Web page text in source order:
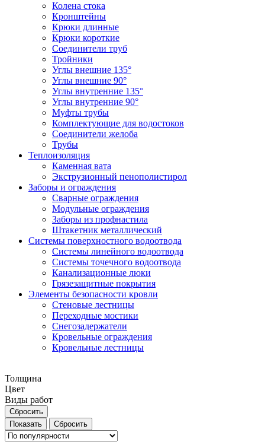
Колена стока
Кронштейны
Крюки длинные
Крюки короткие
Соединители труб
Тройники
Углы внешние 135°
Углы внешние 90°
Углы внутренние 135°
Углы внутренние 90°
Муфты трубы
Комплектующие для водостоков
Соединители желоба
Трубы
Теплоизоляция
Каменная вата
Экструзионный пенополистирол
Заборы и ограждения
Сварные ограждения
Модульные ограждения
Заборы из профнастила
Штакетник металлический
Системы поверхностного водоотвода
Системы линейного водоотвода
Системы точечного водоотвода
Канализационные люки
Грязезащитные покрытия
Элементы безопасности кровли
Стеновые лестницы
Переходные мостики
Снегозадержатели
Кровельные ограждения
Кровельные лестницы
Толщина
Цвет
Виды работ
Сбросить
Сбросить